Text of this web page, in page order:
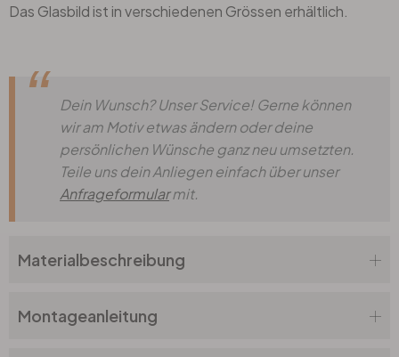
Das Glasbild ist in verschiedenen Grössen erhältlich.
Dein Wunsch? Unser Service! Gerne können
wir am Motiv etwas ändern oder deine
persönlichen Wünsche ganz neu umsetzten.
Teile uns dein Anliegen einfach über unser
Anfrageformularmit.
Materialbeschreibung
Montageanleitung